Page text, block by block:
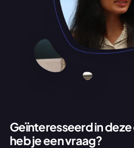
Geïnteresseerd in
heb je een vraag?